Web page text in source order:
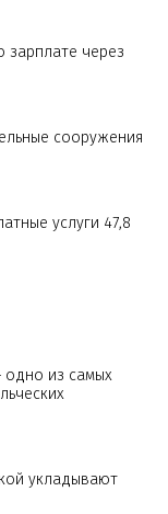
зарплате через
сооружения
услуги 47,8
одно из самых
укладывают